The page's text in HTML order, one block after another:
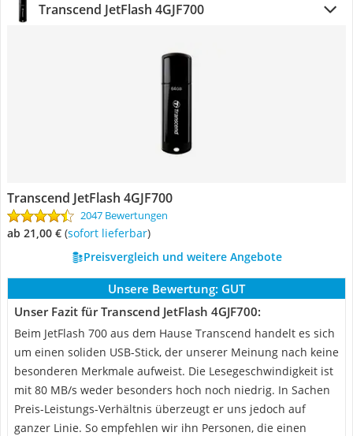
Transcend JetFlash 4GJF700
Transcend JetFlash 4GJF700
2047 Bewertungen
ab 21,00 € ( Sofort lieferbar)
Preisvergleich und weitere Angebote
Unsere Bewertung: GUT
Unser Fazit für Transcend JetFlash 4GJF700:
Beim JetFlash 700 aus dem Hause Transcend handelt es sich
um einen soliden USB-Stick, der unserer Meinung nach keine
besonderen Merkmale aufweist. Die Lesegeschwindigkeit ist
mit 80 MB/s weder besonders hoch noch niedrig. In Sachen
Preis-Leistungs-Verhältnis überzeugt er uns jedoch auf
ganzer Linie. So empfehlen wir ihn Personen, die einen